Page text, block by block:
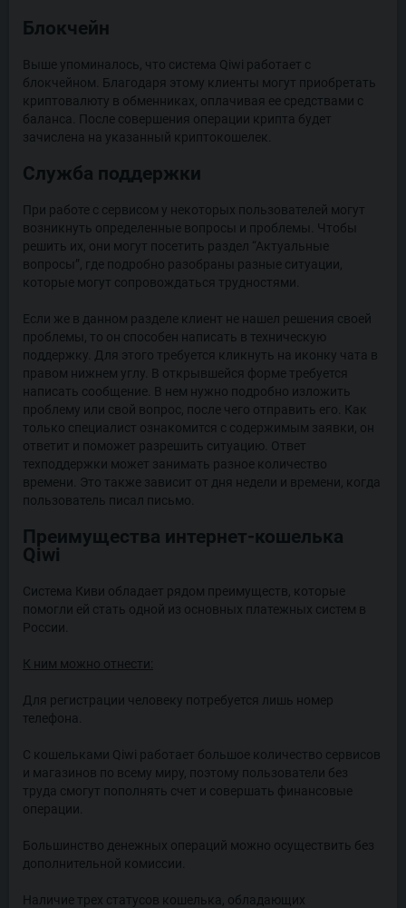
Блокчейн
Выше упоминалось, что система Qiwi работает с
блокчейном. Благодаря этому клиенты могут приобретать
криптовалюту в обменниках, оплачивая ее средствами с
баланса. После совершения операции крипта будет
зачислена на указанный криптокошелек.
Служба поддержки
При работе с сервисом у некоторых пользователей могут
возникнуть определенные вопросы и проблемы. Чтобы
решить их, они могут посетить раздел “Актуальные
вопросы”, где подробно разобраны разные ситуации,
которые могут сопровождаться трудностями.
Если же в данном разделе клиент не нашел решения своей
проблемы, то он способен написать в техническую
поддержку. Для этого требуется кликнуть на иконку чата в
правом нижнем углу. В открывшейся форме требуется
написать сообщение. В нем нужно подробно изложить
проблему или свой вопрос, после чего отправить его. Как
только специалист ознакомится с содержимым заявки, он
ответит и поможет разрешить ситуацию. Ответ
техподдержки может занимать разное количество
времени. Это также зависит от дня недели и времени, когда
пользователь писал письмо.
Преимущества интернет-кошелька
Qiwi
Система Киви обладает рядом преимуществ, которые
помогли ей стать одной из основных платежных систем в
России.
К ним можно отнести:
Для регистрации человеку потребуется лишь номер
телефона.
С кошельками Qiwi работает большое количество сервисов
и магазинов по всему миру, поэтому пользователи без
труда смогут пополнять счет и совершать финансовые
операции.
Большинство денежных операций можно осуществить без
дополнительной комиссии.
Наличие трех статусов кошелька, обладающих